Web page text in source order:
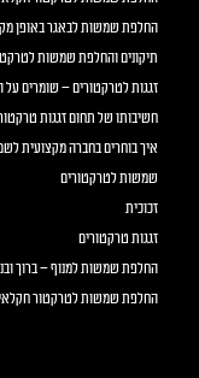
החלפת שמשות לבאגר באופן
תיקונים והחלפת שמשות
זגגות לטרקטורים – שומרים על
חשיבותו של תחום זגגות
איך בוחרים בחברה מקצועית
שמשות לטרקטורים
זכוכית
זגגות טרקטורים
החלפת שמשות למנוף – ברוך
החלפת שמשות לטרקטור חקלאי